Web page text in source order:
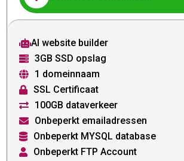
AI website builder
 3GB SSD opslag
 1 domeinnaam
 SSL Certificaat
 100GB dataverkeer
 Onbeperkt emailadressen
 Onbeperkt MYSQL database
 Onbeperkt FTP Account